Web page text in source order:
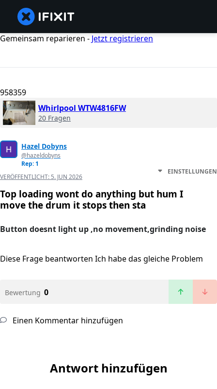
Gemeinsam reparieren - Jetzt registrieren
958359
Whirlpool WTW4816FW
20 Fragen
Hazel Dobyns
@hazeldobyns
Rep: 1
VERÖFFENTLICHT: 5. JUN 2026
EINSTELLUNGEN
Top loading wont do anything but hum I
move the drum it stops then sta
Button doesnt light up ,no movement,grinding noise
Diese Frage beantworten Ich habe das gleiche Problem
Bewertung 0
Einen Kommentar hinzufügen
Antwort hinzufügen